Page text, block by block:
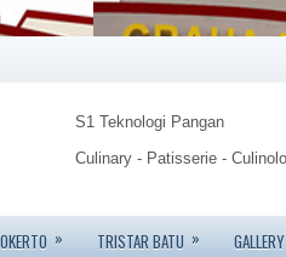
S1 Teknologi Pangan
Culinary - Patisserie -
Food Technology.
» TRISTAR BATU » GALLERY